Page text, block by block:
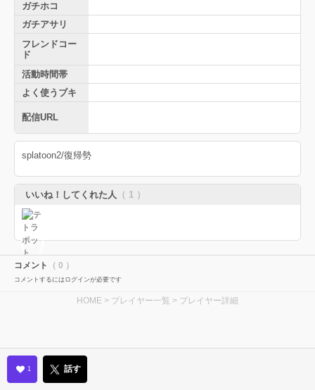
ガチホコ
ガチアサリ
フレンドコー
ド
活動時間帯
よく使うブキ
配信URL
splatoon2/復帰勢
いいね！してくれた人 （ 1 ）
コメント （ 0 ）
コメントするにはログインが必要です
HOME > プレイヤー一覧 > プレイヤー詳細
1 話す